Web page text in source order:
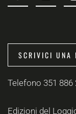
SCRIVICI UNA
Telefono 351 886
Edizioni del